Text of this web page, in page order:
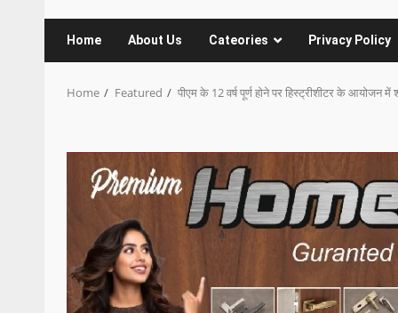
Home About Us Cateories Privacy Policy
Home Featured पीएम के 12 वर्ष पूर्ण होने पर हिस्ट्रीशीटर के आयोजन में